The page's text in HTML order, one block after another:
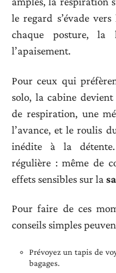
le regard s’évade
chaque posture,
l’apaisement.
Pour ceux qui
solo, la cabine
de respiration, une
l’avance, et le roulis
inédite à la détente.
régulière : même de
effets sensibles sur la
Pour faire de ces
conseils simples
Prévoyez un tapis de
bagages.